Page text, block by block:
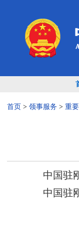
首页 > 领事服务 > 重
中国驻
中国驻